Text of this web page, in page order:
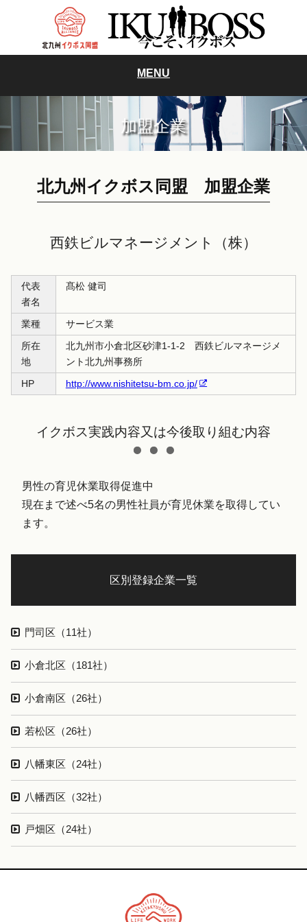
MENU
加盟企業
北九州イクボス同盟 加盟企業
西鉄ビルマネージメント（株）
代表
者名
髙松 健司
業種
サービス業
所在
地
北九州市小倉北区砂津1-1-2 西鉄ビルマネージメ
ント北九州事務所
HP
http://www.nishitetsu-bm.co.jp/
イクボス実践内容又は今後取り組む内容
男性の育児休業取得促進中
現在まで述べ5名の男性社員が育児休業を取得してい
ます。
区別登録企業一覧
門司区（11社）
小倉北区（181社）
小倉南区（26社）
若松区（26社）
八幡東区（24社）
八幡西区（32社）
戸畑区（24社）